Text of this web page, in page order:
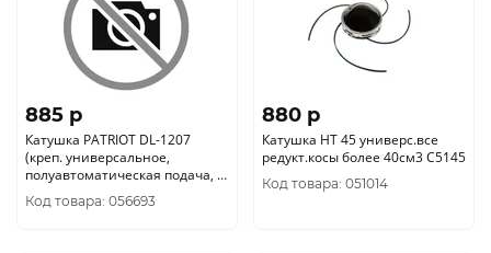
885 p
Катушка PATRIOT DL-1207
(креп. универсальное,
полуавтоматическая подача, ?
3мм) 807114037
Код товара: 056693
880 p
Катушка HT 45 универс.все
редукт.косы более 40см3 C5145
Код товара: 051014